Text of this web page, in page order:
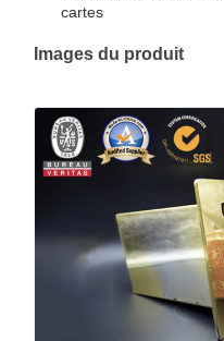
cartes
Images du produit